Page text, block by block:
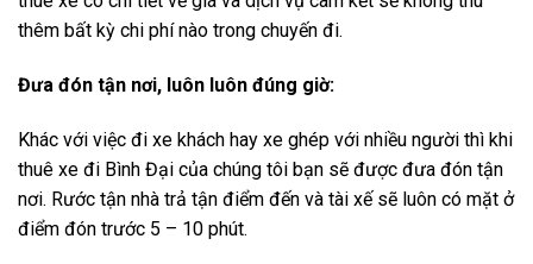
thêm bất kỳ chi phí nào trong chuyến đi.
Đưa đón tận nơi, luôn luôn đúng giờ:
Khác với việc đi xe khách hay xe ghép với nhiều người thì khi
thuê xe đi Bình Đại của chúng tôi bạn sẽ được đưa đón tận
nơi. Rước tận nhà trả tận điểm đến và tài xế sẽ luôn có mặt ở
điểm đón trước 5 – 10 phút.